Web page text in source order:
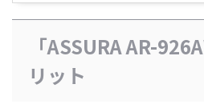
「ASSURA AR-
リット